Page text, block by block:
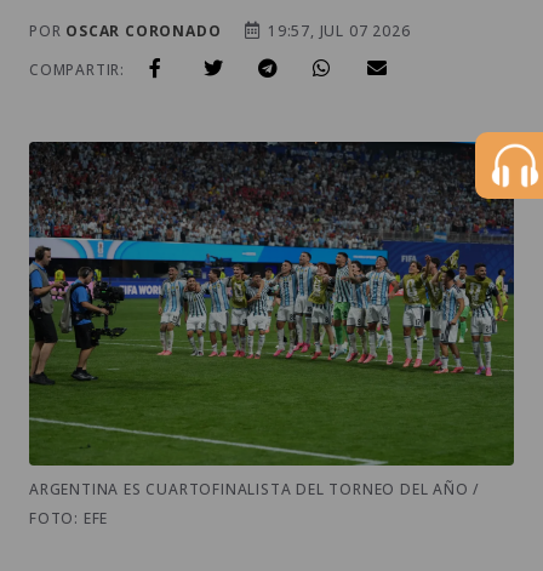
POR OSCAR CORONADO
19:57, JUL 07 2026
COMPARTIR:
ARGENTINA ES CUARTOFINALISTA DEL TORNEO DEL AÑO /
FOTO: EFE